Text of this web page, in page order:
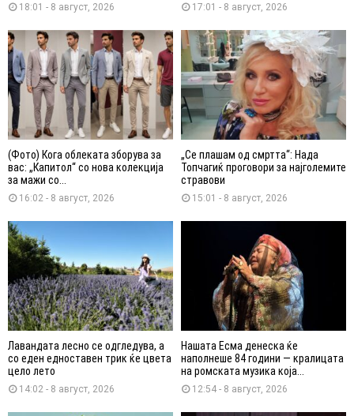
18:01 - 8 август, 2026 17:01 - 8 август, 2026
(Фото) Кога облеката зборува за
вас: „Капитол“ со нова колекција
за мажи со...
16:02 - 8 август, 2026
„Се плашам од смртта“: Нада
Топчагиќ проговори за најголемите
стравови
15:01 - 8 август, 2026
Лавандата лесно се одгледува, а
со еден едноставен трик ќе цвета
цело лето
14:02 - 8 август, 2026
Нашата Есма денеска ќе
наполнеше 84 години — кралицата
на ромската музика која...
12:54 - 8 август, 2026